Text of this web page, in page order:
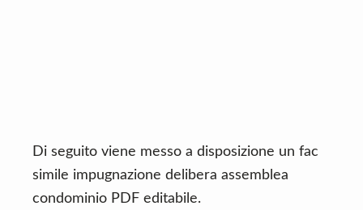
Di seguito viene messo a disposizione un fac
simile impugnazione delibera assemblea
condominio PDF editabile.